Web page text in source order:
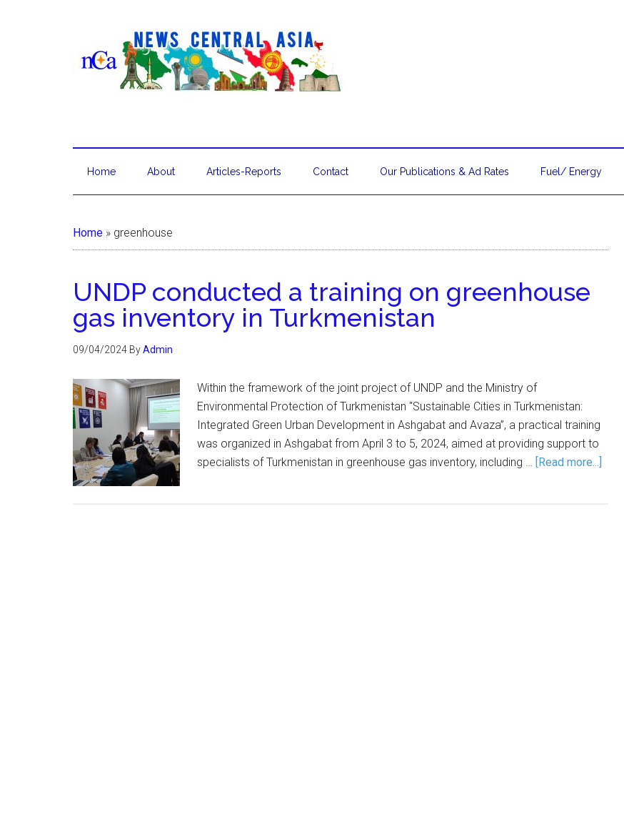
Home About Articles-Reports Contact Our Publications & Ad Rates Fuel/ Energy
Home » greenhouse
UNDP conducted a training on greenhouse
gas inventory in Turkmenistan
09/04/2024 ByAdmin
Within the framework of the joint project of UNDP and the Ministry of
Environmental Protection of Turkmenistan "Sustainable Cities in Turkmenistan:
Integrated Green Urban Development in Ashgabat and Avaza”, a practical training
was organized in Ashgabat from April 3 to 5, 2024, aimed at providing support to
specialists of Turkmenistan in greenhouse gas inventory, including … [Read more...]